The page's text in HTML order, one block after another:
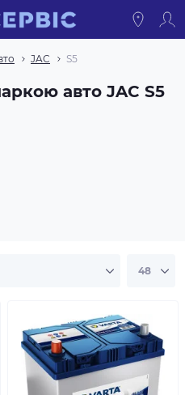
JAC S5
авто JAC S5